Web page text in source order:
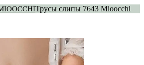
Трусы слипы 7643 Mioocchi